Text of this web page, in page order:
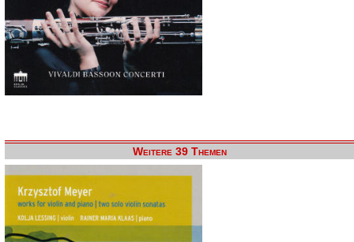
Weitere 39 Themen